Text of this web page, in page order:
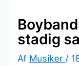
stadig
Af Musiker /